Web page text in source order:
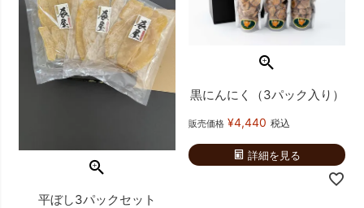
平ぼし3パックセット
黒にんにく（3パック入り）
販売価格 ¥4,440 税込
詳細を見る